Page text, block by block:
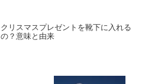
クリスマスプレゼントを靴下に入れる
の？意味と由来